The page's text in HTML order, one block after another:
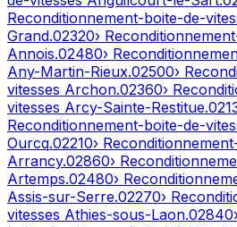
Reconditionnement-boite-de-
Grand.02320›
Annois.02480›
Any-Martin-Rieux.02500›
vitesses Archon.02360›
vitesses Arcy-Sainte-Restitue.
Reconditionnement-boite-de-
Ourcq.02210›
Arrancy.02860›
Artemps.02480›
Assis-sur-Serre.02270›
vitesses Athies-sous-Laon.02840